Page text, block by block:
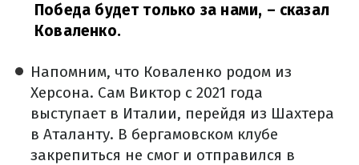
Победа будет только за нами, – сказал
Коваленко.
Напомним, что Коваленко родом из
Херсона. Сам Виктор с 2021 года
выступает в Италии, перейдя из Шахтера
в Аталанту. В бергамовском клубе
закрепиться не смог и отправился в